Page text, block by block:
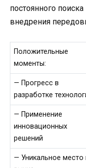
постоянного
внедрения
Положительные
моменты:
— Прогресс в
разработке
— Применение
инновационных
решений
— Уникальное место